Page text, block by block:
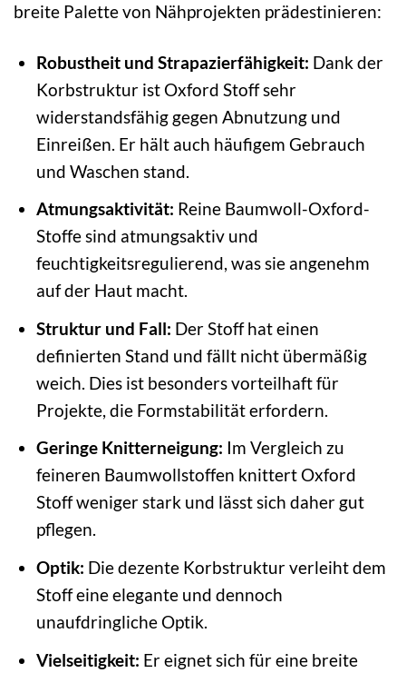
breite Palette von Nähprojekten prädestinieren:
Robustheit und Strapazierfähigkeit: Dank der
Korbstruktur ist Oxford Stoff sehr
widerstandsfähig gegen Abnutzung und
Einreißen. Er hält auch häufigem Gebrauch
und Waschen stand.
Atmungsaktivität: Reine Baumwoll-Oxford-
Stoffe sind atmungsaktiv und
feuchtigkeitsregulierend, was sie angenehm
auf der Haut macht.
Struktur und Fall: Der Stoff hat einen
definierten Stand und fällt nicht übermäßig
weich. Dies ist besonders vorteilhaft für
Projekte, die Formstabilität erfordern.
Geringe Knitterneigung: Im Vergleich zu
feineren Baumwollstoffen knittert Oxford
Stoff weniger stark und lässt sich daher gut
pflegen.
Optik: Die dezente Korbstruktur verleiht dem
Stoff eine elegante und dennoch
unaufdringliche Optik.
Vielseitigkeit: Er eignet sich für eine breite